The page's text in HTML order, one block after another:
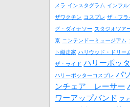
メラ インスタグラム インフル
ザワクチン コスプレ ザ・フラ
グ・ダイナソー スタジオツア
京 ニンテンドーミュージアム
ト縦走家 ハリウッド・ドリー
ザ・ライド ハリーポッ
ハリーポッターコスプレ パ
ンチェア レーサー
ワーアップバンド
フ